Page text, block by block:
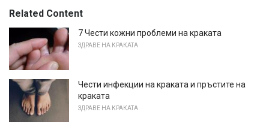
Related Content
7 Чести кожни проблеми на краката
ЗДРАВЕ НА КРАКАТА
Чести инфекции на краката и пръстите на
краката
ЗДРАВЕ НА КРАКАТА